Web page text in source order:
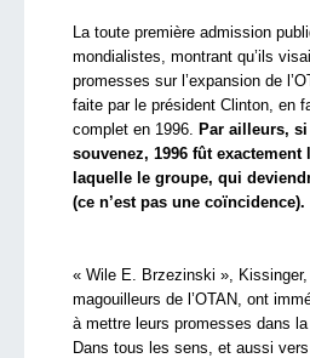
La toute première admission
mondialistes, montrant qu’ils
promesses sur l’expansion de
faite par le président Clinton, en
complet en 1996. Par ailleurs,
souvenez, 1996 fût exactement
laquelle le groupe, qui
(ce n’est pas une coïncidence).
« Wile E. Brzezinski »,
magouilleurs de l’OTAN, ont
à mettre leurs promesses dans
Dans tous les sens, et aussi